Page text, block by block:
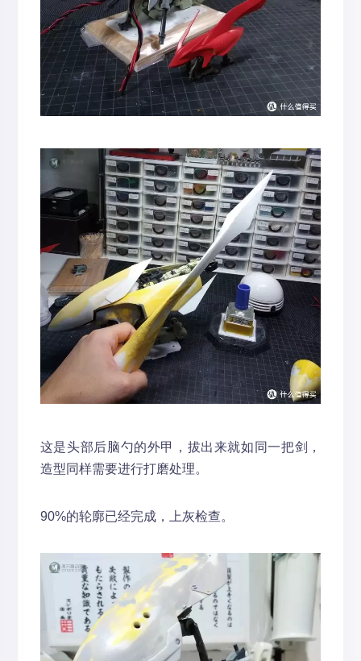
这是头部后脑勺的外甲，拔出来就如同一把剑，
造型同样需要进行打磨处理。
90%的轮廓已经完成，上灰检查。